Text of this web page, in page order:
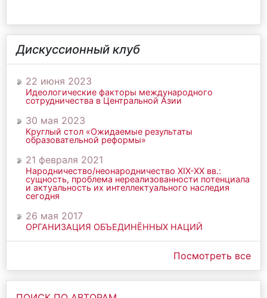
Дискуссионный клуб
22 июня 2023
Идеологические факторы международного
сотрудничества в Центральной Азии
30 мая 2023
Круглый стол «Ожидаемые результаты
образовательной реформы»
21 февраля 2021
Народничество/неонародничество ХIХ-ХХ вв.:
сущность, проблема нереализованности потенциала
и актуальность их интеллектуального наследия
сегодня
26 мая 2017
ОРГАНИЗАЦИЯ ОБЪЕДИНЁННЫХ НАЦИЙ
Посмотреть все